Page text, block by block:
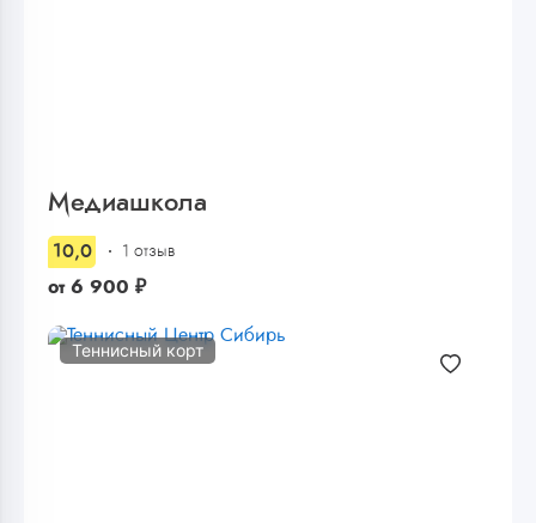
Медиашкола
10,0 1 отзыв
от 6 900 ₽
Теннисный корт